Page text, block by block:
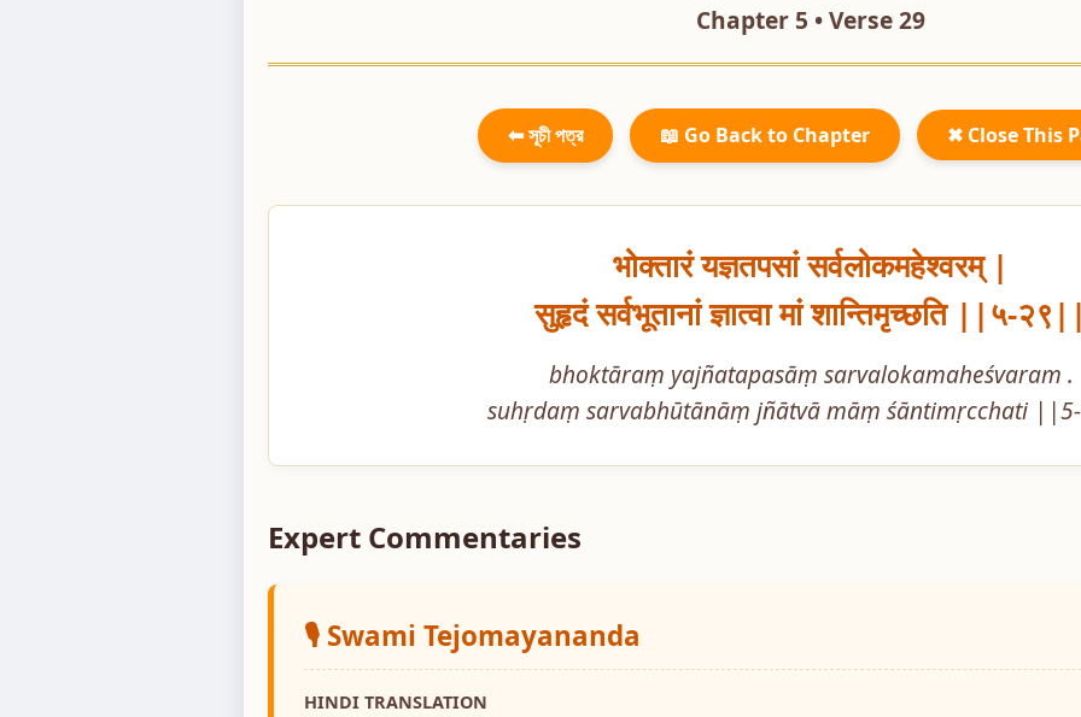
Chapter 5 • Verse 29
⬅ সূচী পত্র 📖 Go Back to Chapter ✖ Close This
भोक्तारं यज्ञतपसां सर्वलोकमहेश्वरम् |
सुहृदं सर्वभूतानां ज्ञात्वा मां शान्तिमृच्छति ||५-२९||
bhoktāraṃ yajñatapasāṃ sarvalokamaheśvaram .
suhṛdaṃ sarvabhūtānāṃ jñātvā māṃ śāntimṛcchati
Expert Commentaries
🎙️ Swami Tejomayananda
HINDI TRANSLATION